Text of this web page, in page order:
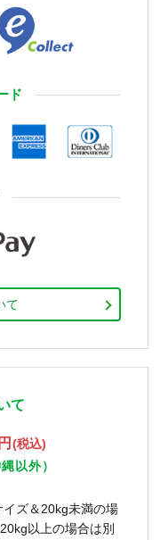
ド
て
て
円 (税込)
以外）
ズ＆20kg未満の場
以上の場合は別